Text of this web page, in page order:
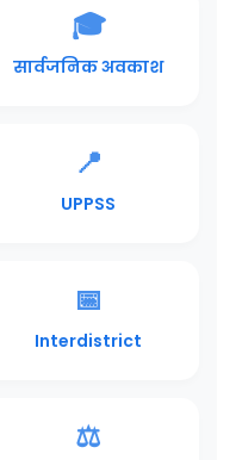
🎓
सार्वजनिक अवकाश
📍
UPPSS
📅
Interdistrict
⚖️